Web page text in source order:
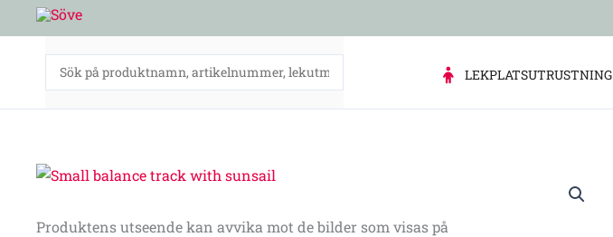
Hoppa
till
innehåll
LEKPLATSUTRUSTNING
Produktens utseende kan avvika mot de bilder som visas på